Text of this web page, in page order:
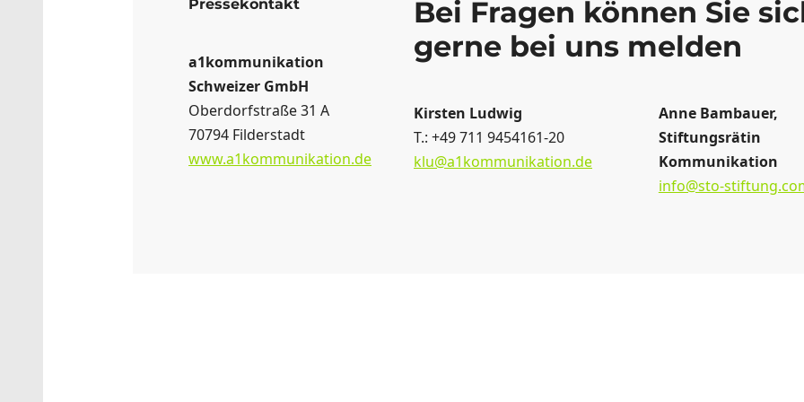
Pressekontakt
a1kommunikation
Schweizer GmbH
Oberdorfstraße 31 A
70794 Filderstadt
www.a1kommunikation.de
Bei Fragen können Sie
gerne bei uns melden
Kirsten Ludwig
T.: +49 711 9454161-20
klu@a1kommunikation.de
Anne Bambauer,
Stiftungsrätin
Kommunikation
info@sto-